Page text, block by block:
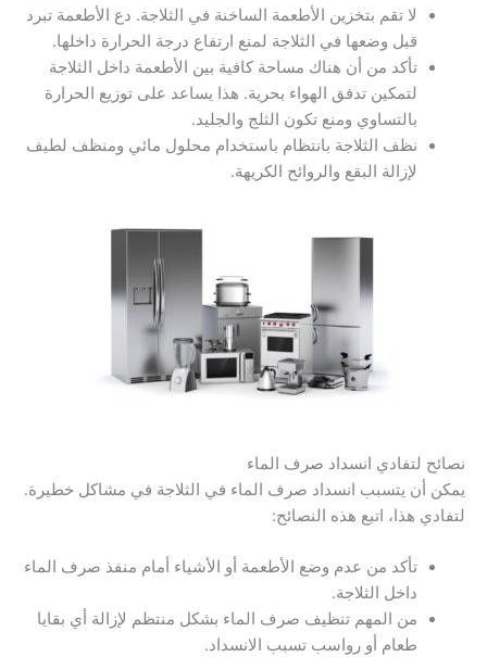
لا تقم بتخزين الأطعمة الساخنة في الثلاجة. دع الأطعمة تبرد
قبل وضعها في الثلاجة لمنع ارتفاع درجة الحرارة داخلها.
تأكد من أن هناك مساحة كافية بين الأطعمة داخل الثلاجة
لتمكين تدفق الهواء بحرية. هذا يساعد على توزيع الحرارة
بالتساوي ومنع تكون الثلج والجليد.
نظف الثلاجة بانتظام باستخدام محلول مائي ومنظف لطيف
لإزالة البقع والروائح الكريهة.
نصائح لتفادي انسداد صرف الماء
يمكن أن يتسبب انسداد صرف الماء في الثلاجة في مشاكل خطيرة.
لتفادي هذا، اتبع هذه النصائح:
تأكد من عدم وضع الأطعمة أو الأشياء أمام منفذ صرف الماء
داخل الثلاجة.
من المهم تنظيف صرف الماء بشكل منتظم لإزالة أي بقايا
طعام أو رواسب تسبب الانسداد.